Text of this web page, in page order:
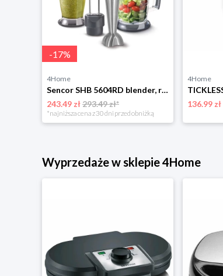
-17%
4Home
Sencor SHB 5604RD blender, różowy
243.49 zł293.49 zł*
*najniższa cena z 30 dni przed obniżką
4Home
136.99 zł
Wyprzedaże w sklepie 4Home